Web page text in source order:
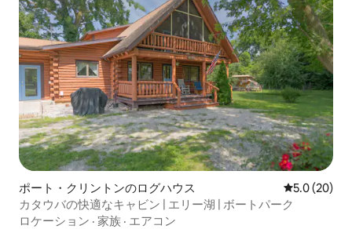
ポート・クリントンのログハウス レビュー20
5.0 (20)
カタウバの快適なキャビン | エリー湖 | ボートパーク
ロケーション · 家族 · エアコン